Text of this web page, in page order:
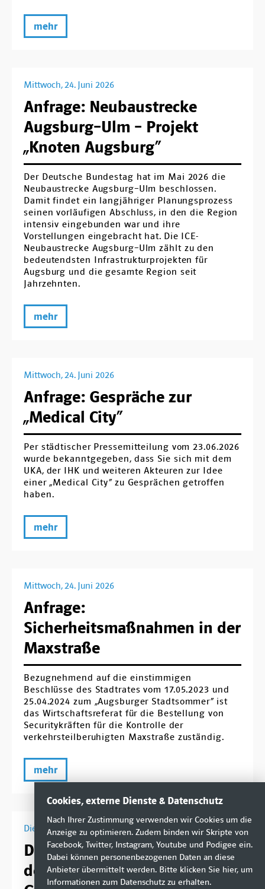
mehr
Mittwoch, 24. Juni 2026
Anfrage: Neubaustrecke
Augsburg–Ulm – Projekt
„Knoten Augsburg“
Der Deutsche Bundestag hat im Mai 2026 die
Neubaustrecke Augsburg–Ulm beschlossen.
Damit findet ein langjähriger Planungsprozess
seinen vorläufigen Abschluss, in den die Region
intensiv eingebunden war und ihre
Vorstellungen eingebracht hat. Die ICE-
Neubaustrecke Augsburg–Ulm zählt zu den
bedeutendsten Infrastrukturprojekten für
Augsburg und die gesamte Region seit
Jahrzehnten.
mehr
Mittwoch, 24. Juni 2026
Anfrage: Gespräche zur
„Medical City“
Per städtischer Pressemitteilung vom 23.06.2026
wurde bekanntgegeben, dass Sie sich mit dem
UKA, der IHK und weiteren Akteuren zur Idee
einer „Medical City“ zu Gesprächen getroffen
haben.
mehr
Mittwoch, 24. Juni 2026
Anfrage:
Sicherheitsmaßnahmen in der
Maxstraße
Bezugnehmend auf die einstimmigen
Beschlüsse des Stadtrates vom 17.05.2023 und
25.04.2024 zum „Augsburger Stadtsommer“ ist
das Wirtschaftsreferat für die Bestellung von
Securitykräften für die Kontrolle der
verkehrsteilberuhigten Maxstraße zuständig.
mehr
Dienstag, 23. Juni 2026
Dringlichkeitsantrag: Verbot
der Nutzung von Smart
Cookies, externe Dienste & Datenschutz
Nach Ihrer Zustimmung verwenden wir Cookies um die
Anzeige zu optimieren. Zudem binden wir Skripte von
Facebook, Twitter, Instagram, Youtube und Podigee ein.
Dabei können personenbezogenen Daten an diese
Anbieter übermittelt werden. Bitte klicken Sie hier, um
Informationen zum Datenschutz zu erhalten.